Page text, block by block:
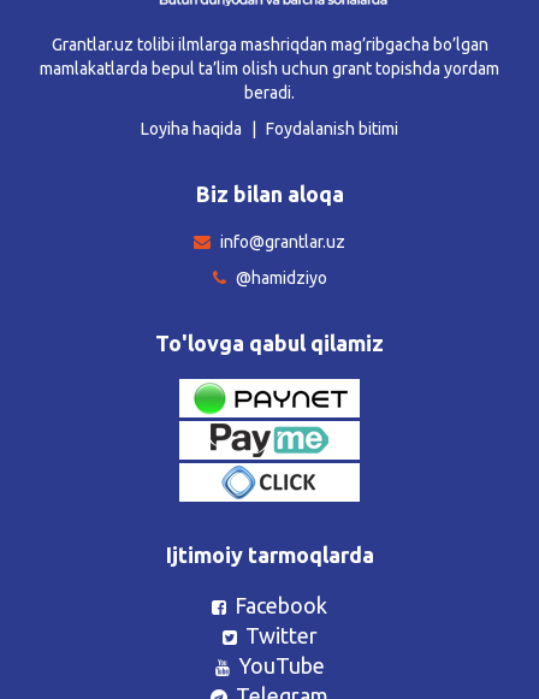
Grantlar.uz tolibi ilmlarga mashriqdan mag’ribgacha bo’lgan
mamlakatlarda bepul ta’lim olish uchun grant topishda yordam
beradi.
Loyiha haqida
Foydalanish bitimi
Biz bilan aloqa
info@grantlar.uz
@hamidziyo
To'lovga qabul qilamiz
Ijtimoiy tarmoqlarda
Facebook
Twitter
YouTube